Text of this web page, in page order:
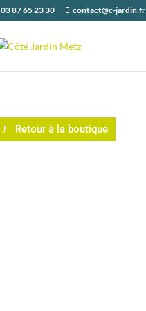
03 87 65 23 30 contact@c-jardin.fr
Retour à la boutique